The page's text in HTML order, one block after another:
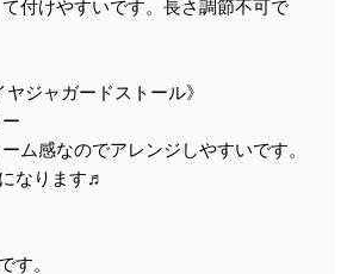
付けやすいです。長さ調節不可で
ヤジャガードストール》
ム感なのでアレンジしやすいです。
なります♬
す。